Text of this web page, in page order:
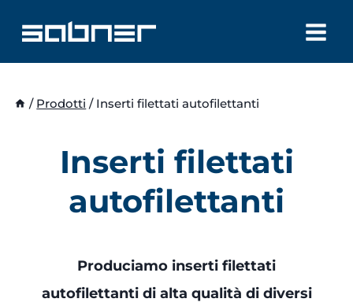
contenuto
/ Prodotti / Inserti filettati autofilettanti
Inserti filettati
autofilettanti
Produciamo inserti filettati
autofilettanti di alta qualità di diversi